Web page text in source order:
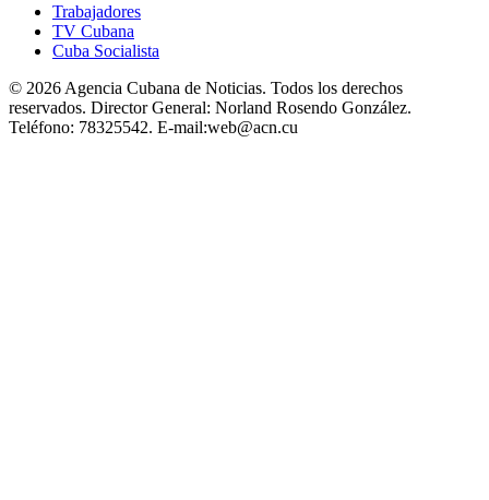
Trabajadores
TV Cubana
Cuba Socialista
© 2026 Agencia Cubana de Noticias. Todos los derechos
reservados. Director General: Norland Rosendo González.
Teléfono: 78325542. E-mail:web@acn.cu